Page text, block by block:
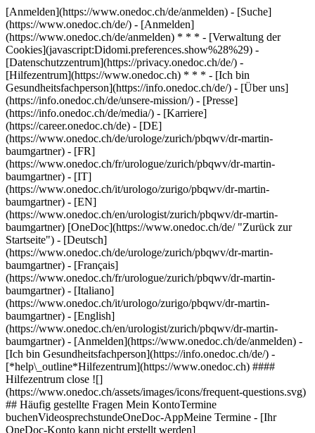
[Anmelden](https://www.onedoc.ch/de/anmelden) - [Suche]
(https://www.onedoc.ch/de/) - [Anmelden]
(https://www.onedoc.ch/de/anmelden) * * * - [Verwaltung der
Cookies](javascript:Didomi.preferences.show%28%29) -
[Datenschutzzentrum](https://privacy.onedoc.ch/de/) -
[Hilfezentrum](https://www.onedoc.ch) * * * - [Ich bin
Gesundheitsfachperson](https://info.onedoc.ch/de/) - [Über uns]
(https://info.onedoc.ch/de/unsere-mission/) - [Presse]
(https://info.onedoc.ch/de/media/) - [Karriere]
(https://career.onedoc.ch/de) - [DE]
(https://www.onedoc.ch/de/urologe/zurich/pbqwv/dr-martin-
baumgartner) - [FR]
(https://www.onedoc.ch/fr/urologue/zurich/pbqwv/dr-martin-
baumgartner) - [IT]
(https://www.onedoc.ch/it/urologo/zurigo/pbqwv/dr-martin-
baumgartner) - [EN]
(https://www.onedoc.ch/en/urologist/zurich/pbqwv/dr-martin-
baumgartner) [OneDoc](https://www.onedoc.ch/de/ "Zurück zur
Startseite") - [Deutsch]
(https://www.onedoc.ch/de/urologe/zurich/pbqwv/dr-martin-
baumgartner) - [Français]
(https://www.onedoc.ch/fr/urologue/zurich/pbqwv/dr-martin-
baumgartner) - [Italiano]
(https://www.onedoc.ch/it/urologo/zurigo/pbqwv/dr-martin-
baumgartner) - [English]
(https://www.onedoc.ch/en/urologist/zurich/pbqwv/dr-martin-
baumgartner) - [Anmelden](https://www.onedoc.ch/de/anmelden) -
[Ich bin Gesundheitsfachperson](https://info.onedoc.ch/de/) -
[*help\_outline*Hilfezentrum](https://www.onedoc.ch) ####
Hilfezentrum close ![]
(https://www.onedoc.ch/assets/images/icons/frequent-questions.svg)
## Häufig gestellte Fragen Mein KontoTermine
buchenVideosprechstundeOneDoc-AppMeine Termine - [Ihr
OneDoc-Konto kann nicht erstellt werden]